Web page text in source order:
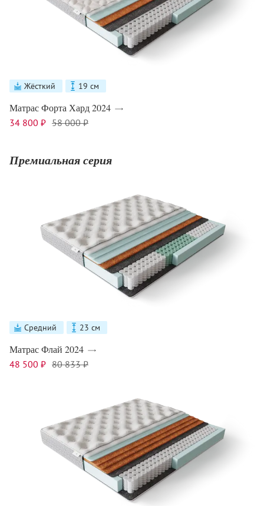
Жёсткий 19 см
Матрас Форта Хард 2024
34 800 ₽ 58 000 ₽
Премиальная серия
Средний 23 см
Матрас Флай 2024
48 500 ₽ 80 833 ₽